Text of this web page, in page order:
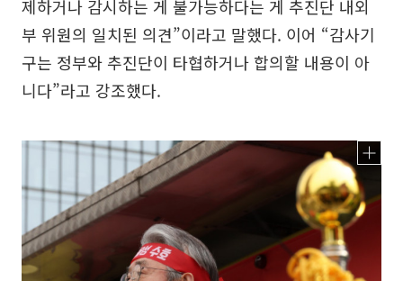
제하거나 감시하는 게 불가능하다는 게 추진단 내외
부 위원의 일치된 의견”이라고 말했다. 이어 “감사기
구는 정부와 추진단이 타협하거나 합의할 내용이 아
니다”라고 강조했다.